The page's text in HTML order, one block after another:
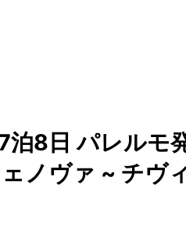
泊8日 パレルモ
ノヴァ ~ チヴ